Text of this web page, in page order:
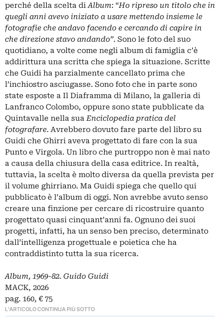
perché della scelta di Album: “Ho ripreso un titolo che in
quegli anni avevo iniziato a usare mettendo insieme le
fotografie che andavo facendo e cercando di capire in
che direzione stavo andando”. Sono le foto del suo
quotidiano, a volte come negli album di famiglia c’è
addirittura una scritta che spiega la situazione. Scritte
che Guidi ha parzialmente cancellato prima che
l’inchiostro asciugasse. Sono foto che in parte sono
state esposte a Il Diaframma di Milano, la galleria di
Lanfranco Colombo, oppure sono state pubblicate da
Quintavalle nella sua Enciclopedia pratica del
fotografare. Avrebbero dovuto fare parte del libro su
Guidi che Ghirri aveva progettato di fare con la sua
Punto e Virgola. Un libro che purtroppo non è mai nato
a causa della chiusura della casa editrice. In realtà,
tuttavia, la scelta è molto diversa da quella prevista per
il volume ghirriano. Ma Guidi spiega che quello qui
pubblicato è l’album di oggi. Non avrebbe avuto senso
creare una finzione per cercare di ricostruire quanto
progettato quasi cinquant’anni fa. Ognuno dei suoi
progetti, infatti, ha un senso ben preciso, determinato
dall’intelligenza progettuale e poietica che ha
contraddistinto tutta la sua ricerca.
Album, 1969-82. Guido Guidi
MACK, 2026
pag. 160, € 75
L'ARTICOLO CONTINUA PIÙ SOTTO